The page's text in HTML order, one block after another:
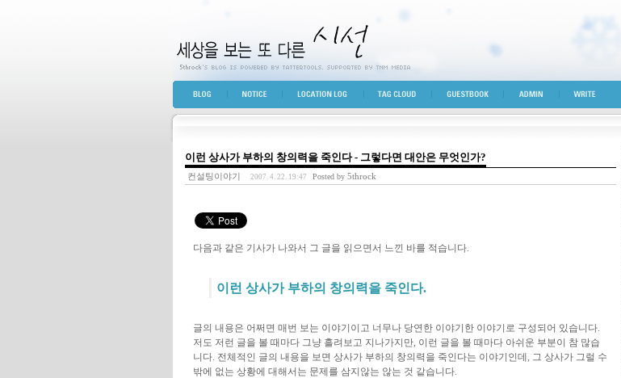
세상을 보는 또 다른 시선
BLOG TOP NOTICE LOCATION LOG TAG CLOUD GUESTBOOK ADMIN WRITE
이런 상사가 부하의 창의력을 죽인다 - 그렇다면 대안은 무엇인가?
컨설팅이야기 2007. 4. 22. 19:47 Posted by 5throck
다음과 같은 기사가 나와서 그 글을 읽으면서 느낀 바를 적습니다.
이런 상사가 부하의 창의력을 죽인다.
글의 내용은 어쩌면 매번 보는 이야기이고 너무나 당연한 이야기한 이야기로 구성되어 있습니다.
저도 저런 글을 볼 때마다 그냥 흘려보고 지나가지만, 이런 글을 볼 때마다 아쉬운 부분이 참 많습
니다. 전체적인 글의 내용을 보면 상사가 부하의 창의력을 죽인다는 이야기인데, 그 상사가 그럴 수
밖에 없는 상황에 대해서는 문제를 삼지않는 않는 것 같습니다.